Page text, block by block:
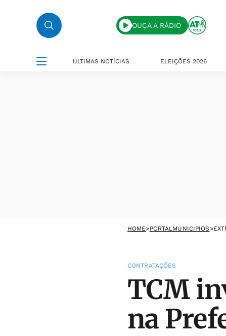
OUÇA A RÁDIO
ÚLTIMAS NOTÍCIAS ELEIÇÕES 2026
HOME>PORTALMUNICIPIOS>
CONTRATAÇÕES
TCM
na